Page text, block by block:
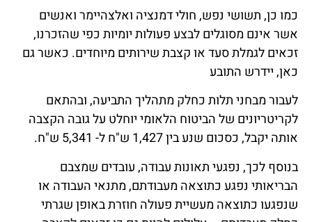
כמו כן, תשושי נפש, חולי דמנציה ואלצהיימר ואנשים
אשר אינם מסוגלים לבצע פעולות יומיות כפי שהזכרנו,
זכאים לגמלת סעד או קצבת שירותים מיוחדים. כאשר גם
כאן, יידרש התובע
לעבור מבחני תלות כחלק מתהליך התביעה, ובהתאם
לקריטריונים של הביטוח הלאומי יוחלט על גובה הקצבה
אותה יקבל, כסכום שנע בין 1,427 ש"ח ל- 5,341 ש"ח.
בנוסף לכך, נפגעי תאונות עבודה, עובדים שמצבם
הבריאותי נפגע כתוצאה מעבודתם, מתנאי העבודה או
שנפגעו כתוצאה מעשיית פעולה חוזרת באופן שגרתי